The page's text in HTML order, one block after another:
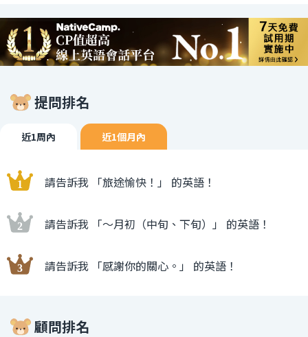
提問排名
近1周內 近1個月內
請告訴我 「旅途愉快！」 的英語！
請告訴我 「〜月初（中旬、下旬）」 的英語！
請告訴我 「感謝你的關心。」 的英語！
顧問排名